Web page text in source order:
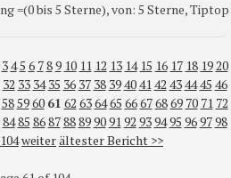
=(0 bis 5 Sterne), von: 5 Sterne, Tiptop
345 6 789 10 11 12 13 14 15 16 17 18 1920
32 33 34 35 36 37 38 39404142 434445 46
585960 61 62 636465 66676869 70 71 72
8485 86878889909192 939495 969798
104weiterältester Bericht >>